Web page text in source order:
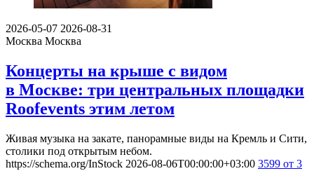
2026-05-07 2026-08-31
Москва Москва
Концерты на крыше с видом
в Москве: три центральных площадки
Roofevents этим летом
Живая музыка на закате, панорамные виды на Кремль и Сити,
столики под открытым небом.
https://schema.org/InStock 2026-08-06T00:00:00+03:00 3599 от 3